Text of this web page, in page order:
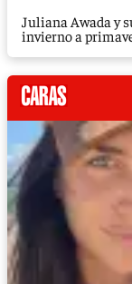
Juliana Awada y
invierno a